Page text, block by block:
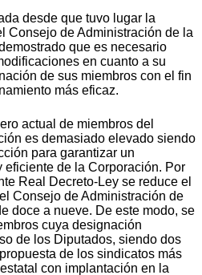
desde que tuvo lugar la
Consejo de Administración de la
que es necesario
en cuanto a su
de sus miembros con el fin
más eficaz.
actual de miembros del
es demasiado elevado siendo
para garantizar un
eficiente de la Corporación. Por
Real Decreto-Ley se reduce el
Consejo de Administración de
doce a nueve. De este modo, se
cuya designación
de los Diputados, siendo dos
de los sindicatos más
con implantación en la